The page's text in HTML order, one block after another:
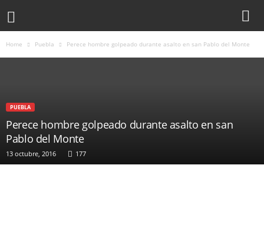
Home Puebla Perece hombre golpeado durante asalto en san Pablo del Monte
PUEBLA
Perece hombre golpeado durante asalto en san
Pablo del Monte
13 octubre, 2016 177